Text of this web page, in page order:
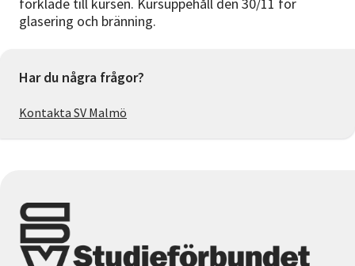
förkläde till kursen. Kursuppehåll den 30/11 för
glasering och bränning.
Har du några frågor?
Kontakta SV Malmö